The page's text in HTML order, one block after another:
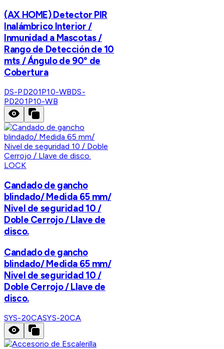
(AX HOME) Detector PIR
Inalámbrico Interior /
Inmunidad a Mascotas /
Rango de Detección de 10
mts / Ángulo de 90° de
Cobertura
DS-PD201P10-WBDS-
PD201P10-WB
LOCK
Candado de gancho
blindado/ Medida 65 mm/
Nivel de seguridad 10 /
Doble Cerrojo / Llave de
disco.
Candado de gancho
blindado/ Medida 65 mm/
Nivel de seguridad 10 /
Doble Cerrojo / Llave de
disco.
SYS-20CASYS-20CA